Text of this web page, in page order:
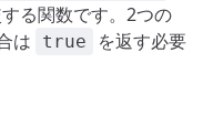
る関数です。2つの
は
true
を返す必要